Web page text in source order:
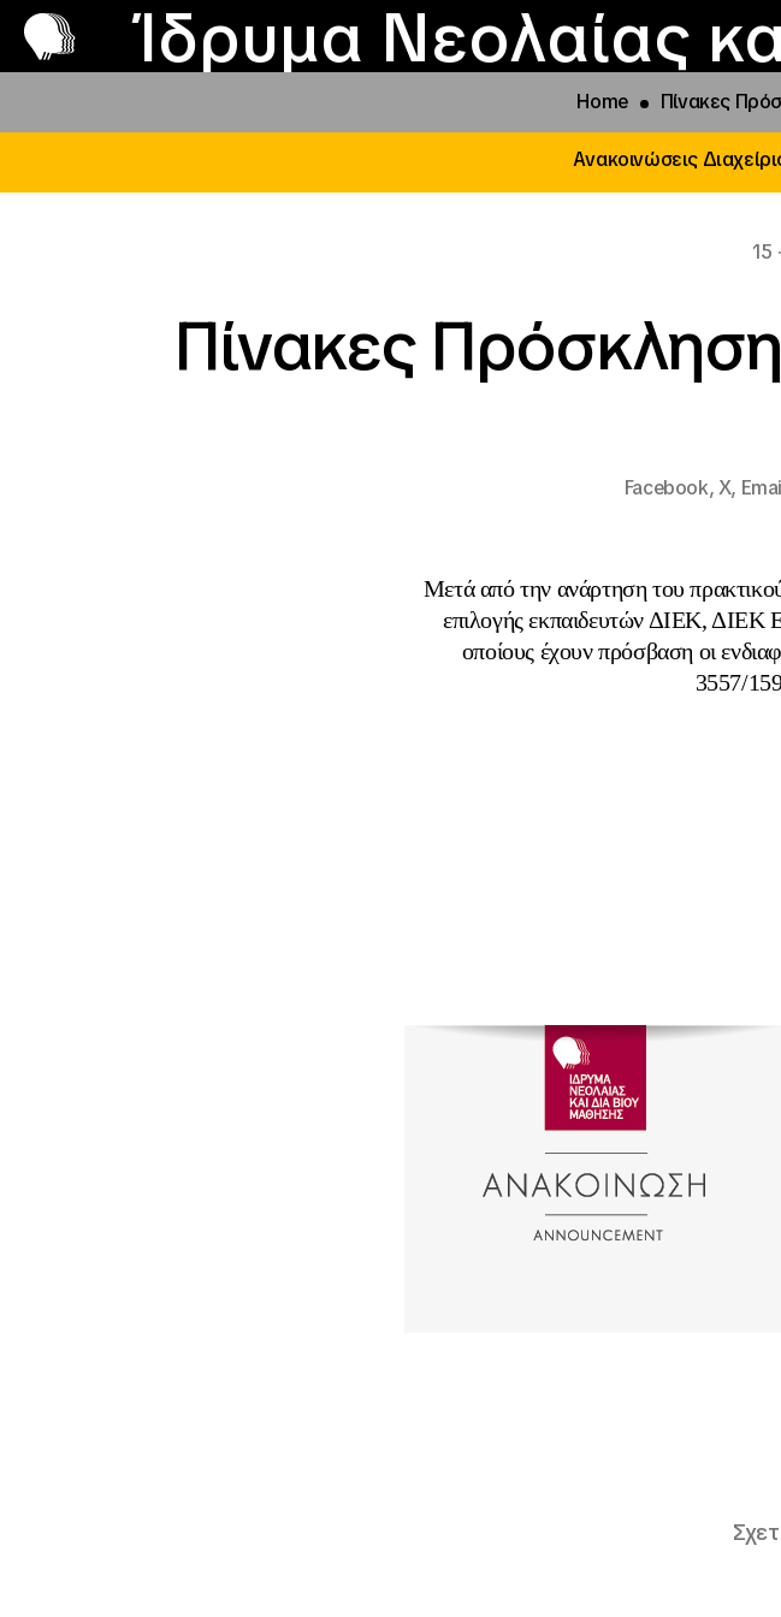
Ίδρυμα Νεολαίας
Το
Home Πίνακες
Ανακοινώσεις
15
Πίνακες
Facebook,X,
Μετά από την ανάρτηση του
επιλογής εκπαιδευτών ΔΙΕΚ, ΔΙΕΚ
οποίους έχουν πρόσβαση οι
3557/